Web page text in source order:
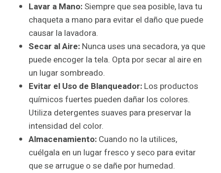
Lavar a Mano: Siempre que sea posible, lava tu
chaqueta a mano para evitar el daño que puede
causar la lavadora.
Secar al Aire: Nunca uses una secadora, ya que
puede encoger la tela. Opta por secar al aire en
un lugar sombreado.
Evitar el Uso de Blanqueador: Los productos
químicos fuertes pueden dañar los colores.
Utiliza detergentes suaves para preservar la
intensidad del color.
Almacenamiento: Cuando no la utilices,
cuélgala en un lugar fresco y seco para evitar
que se arrugue o se dañe por humedad.